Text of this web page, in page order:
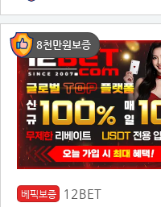
8천만원보증
베픽보증 12BET